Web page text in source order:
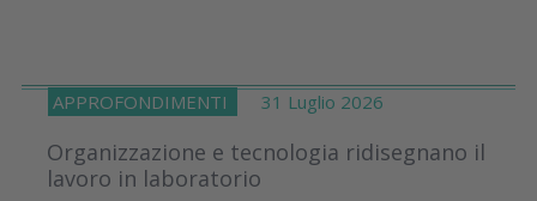
APPROFONDIMENTI 31 Luglio 2026
Organizzazione e tecnologia ridisegnano il
lavoro in laboratorio